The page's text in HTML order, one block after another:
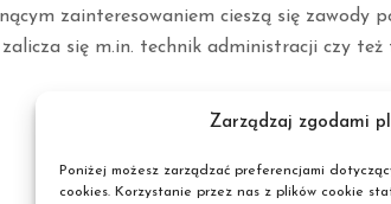
Zarządzaj zgodami
Poniżej możesz zarządzać preferencjami
cookies. Korzystanie przez nas z plików cookie
zainteresowaniem cieszą się zawody
się m.in. technik administracji czy też